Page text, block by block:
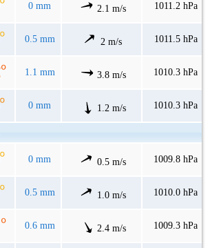
0 mm 2.1 m/s 1011.2 hPa
0.5 mm 2 m/s 1011.5 hPa
1.1 mm 3.8 m/s 1010.3 hPa
0 mm 1.2 m/s 1010.3 hPa
0 mm 0.5 m/s 1009.8 hPa
0.5 mm 1.0 m/s 1010.0 hPa
0.6 mm 2.4 m/s 1009.3 hPa